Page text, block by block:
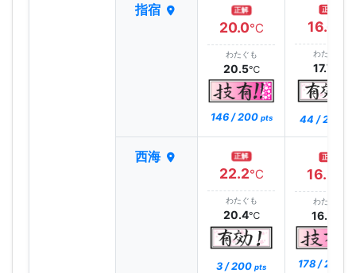
指宿 正解
20.0℃
わたぐも
20.5℃
146 / 200 pts
正解
16.6
わたぐも
17.7
44 / 200
西海 正解
22.2℃
わたぐも
20.4℃
3 / 200 pts
正解
16.3
わたぐも
16.0
178 / 200